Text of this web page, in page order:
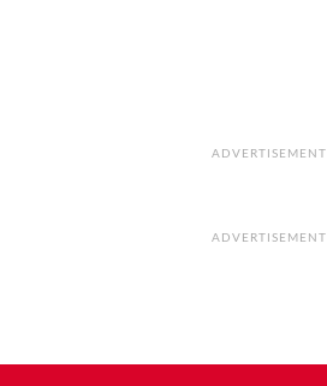
ADVERTISEMENT
ADVERTISEMENT